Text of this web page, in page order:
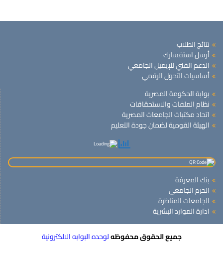
نتائج الطلاب
أرسل استفسارك
الدعم الفني للإيميل الجامعي
أساسيات التحول الرقمي
بوابة الحكومة المصرية
نظام الملفات والاستحقاقات
اتحاد مكتبات الجامعات المصرية
الهيئة القومية لضمان جودة التعليم
بنك المعرفة
الحرم الجامعى
الجامعات المناظرة
ادارة الموارد البشرية
جميع الحقوق محفوظهلوحده البوابه الالكترونية